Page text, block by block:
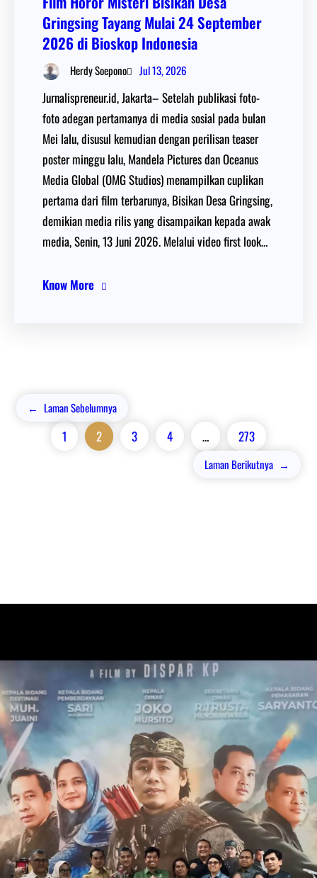
Gringsing Tayang Mulai 24 September
2026 di Bioskop Indonesia
Herdy Soepono Jul 13, 2026
Jurnalispreneur.id, Jakarta– Setelah publikasi foto-
foto adegan pertamanya di media sosial pada bulan
Mei lalu, disusul kemudian dengan perilisan teaser
poster minggu lalu, Mandela Pictures dan Oceanus
Media Global (OMG Studios) menampilkan cuplikan
pertama dari film terbarunya, Bisikan Desa Gringsing,
demikian media rilis yang disampaikan kepada awak
media, Senin, 13 Juni 2026. Melalui video first look…
Know More
← Laman Sebelumnya
1 2 3 4 … 273
Laman Berikutnya →